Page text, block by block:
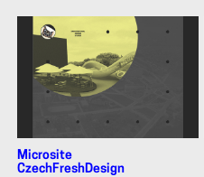
Microsite
CzechFreshDesign